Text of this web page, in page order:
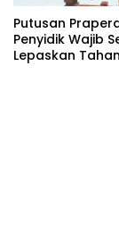
Putusan
Penyidik Wajib
Lepaskan